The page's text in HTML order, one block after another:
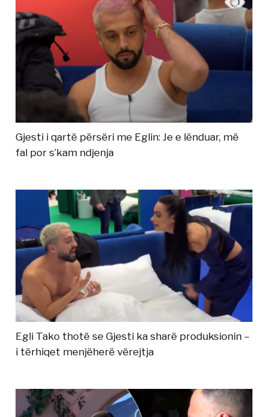
Gjesti i qartë përsëri me Eglin: Je e lënduar, më
fal por s’kam ndjenja
Egli Tako thotë se Gjesti ka sharë produksionin –
i tërhiqet menjëherë vërejtja